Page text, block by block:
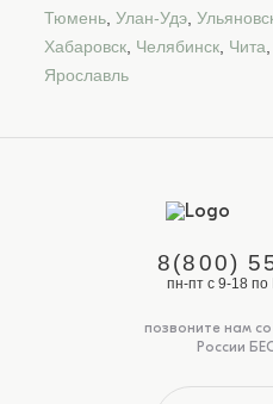
Тюмень Улан-Удэ
Хабаровск Челябинск Чита
Ярославль
8(800)
пн-пт с 9-18 по
позвоните нам
России